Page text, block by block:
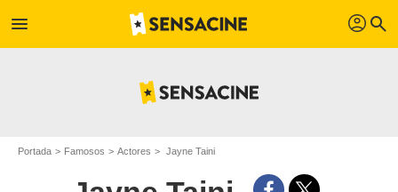
menu profil search
Portada Famosos Actores Jayne Taini